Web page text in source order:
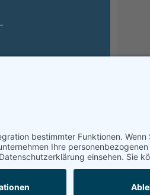
wir die besten